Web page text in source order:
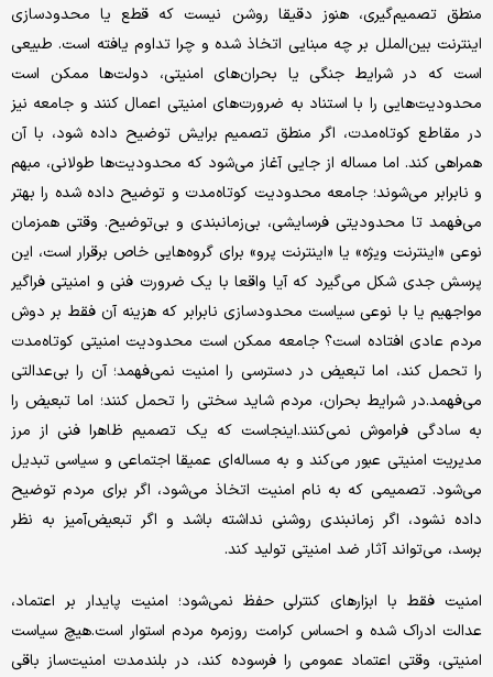
منطق تصمیم‌گیری، هنوز دقیقا روشن نیست که قطع یا محدودسازی
اینترنت بین‌الملل بر چه مبنایی اتخاذ شده و چرا تداوم یافته است. طبیعی
است که در شرایط جنگی یا بحران‌های امنیتی، دولت‌ها ممکن است
محدودیت‌هایی را با استناد به ضرورت‌های امنیتی اعمال کنند و جامعه نیز
در مقاطع کوتاه‌مدت، اگر منطق تصمیم برایش توضیح داده شود، با آن
همراهی کند. اما مساله از جایی آغاز می‌شود که محدودیت‌ها طولانی، مبهم
و نابرابر می‌شوند؛ جامعه محدودیت کوتاه‌مدت و توضیح‌ داده ‌شده را بهتر
می‌فهمد تا محدودیتی فرسایشی، بی‌زمانبندی و بی‌توضیح. وقتی همزمان
نوعی «اینترنت ویژه» یا «اینترنت پرو» برای گروه‌هایی خاص برقرار است، این
پرسش جدی شکل می‌گیرد که آیا واقعا با یک ضرورت فنی و امنیتی فراگیر
مواجهیم یا با نوعی سیاست محدودسازی نابرابر که هزینه آن فقط بر دوش
مردم عادی افتاده است؟ جامعه ممکن است محدودیت امنیتی کوتاه‌مدت
را تحمل کند، اما تبعیض در دسترسی را امنیت نمی‌فهمد؛ آن را بی‌عدالتی
می‌فهمد.در شرایط بحران، مردم شاید سختی را تحمل کنند؛ اما تبعیض را
به ‌سادگی فراموش نمی‌کنند.اینجاست که یک تصمیم ظاهرا فنی از مرز
مدیریت امنیتی عبور می‌کند و به مساله‌ای عمیقا اجتماعی و سیاسی تبدیل
می‌شود. تصمیمی که به نام امنیت اتخاذ می‌شود، اگر برای مردم توضیح
داده نشود، اگر زمانبندی روشنی نداشته باشد و اگر تبعیض‌آمیز به نظر
برسد، می‌تواند آثار ضد امنیتی تولید کند.
امنیت فقط با ابزارهای کنترلی حفظ نمی‌شود؛ امنیت پایدار بر اعتماد،
عدالت ادراک ‌شده و احساس کرامت روزمره مردم استوار است.هیچ سیاست
امنیتی، وقتی اعتماد عمومی را فرسوده کند، در بلندمدت امنیت‌ساز باقی